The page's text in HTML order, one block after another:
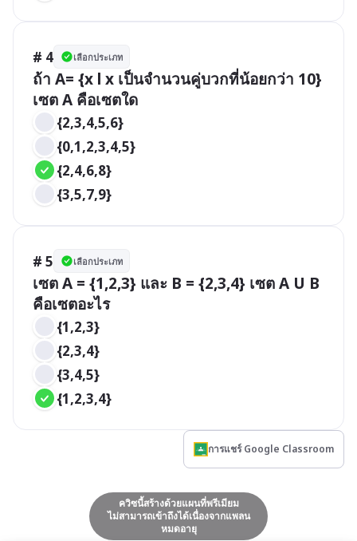
# 4 เลือกประเภท
ถ้า A= {x l x เป็นจำนวนคู่บวกที่น้อยกว่า 10}
เซต A คือเซตใด
{2,3,4,5,6}
{0,1,2,3,4,5}
{2,4,6,8}
{3,5,7,9}
# 5 เลือกประเภท
เซต A = {1,2,3} และ B = {2,3,4} เซต A U B
คือเซตอะไร
{1,2,3}
{2,3,4}
{3,4,5}
{1,2,3,4}
การแชร์ Google Classroom
ควิซนี้สร้างด้วยแผนที่พรีเมียม
ไม่สามารถเข้าถึงได้เนื่องจากแพลน
หมดอายุ